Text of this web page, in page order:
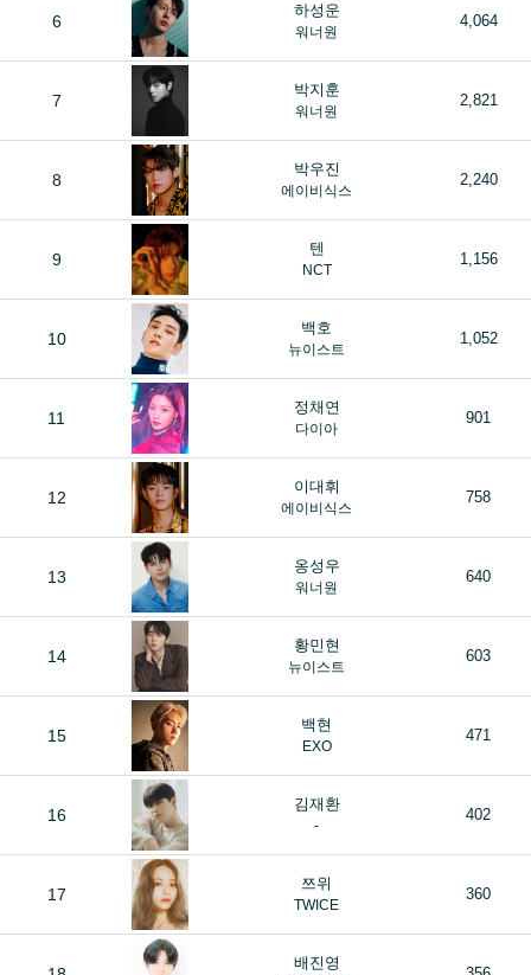
6
하성운
워너원
4,064
7
박지훈
워너원
2,821
8
박우진
에이비식스
2,240
9
텐
NCT
1,156
10
백호
뉴이스트
1,052
11
정채연
다이아
901
12
이대휘
에이비식스
758
13
옹성우
워너원
640
14
황민현
뉴이스트
603
15
백현
EXO
471
16
김재환
-
402
17
쯔위
TWICE
360
배진영